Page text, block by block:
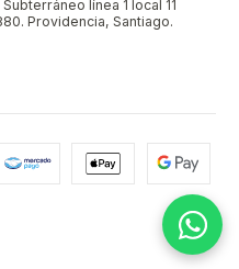
línea 1 local 11
Providencia, Santiago.